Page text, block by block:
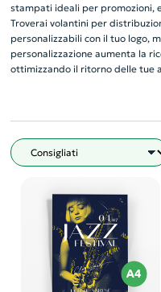
stampati ideali per promozioni,
Troverai volantini per
personalizzabili con il tuo logo,
personalizzazione aumenta la
ottimizzando il ritorno delle tue
Filtro